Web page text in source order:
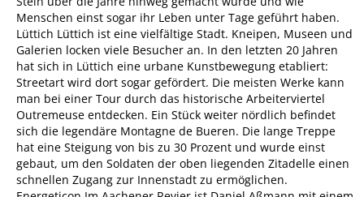
Menschen einst sogar ihr Leben unter Tage geführt haben.
Lüttich Lüttich ist eine vielfältige Stadt. Kneipen, Museen und
Galerien locken viele Besucher an. In den letzten 20 Jahren
hat sich in Lüttich eine urbane Kunstbewegung etabliert:
Streetart wird dort sogar gefördert. Die meisten Werke kann
man bei einer Tour durch das historische Arbeiterviertel
Outremeuse entdecken. Ein Stück weiter nördlich befindet
sich die legendäre Montagne de Bueren. Die lange Treppe
hat eine Steigung von bis zu 30 Prozent und wurde einst
gebaut, um den Soldaten der oben liegenden Zitadelle einen
schnellen Zugang zur Innenstadt zu ermöglichen.